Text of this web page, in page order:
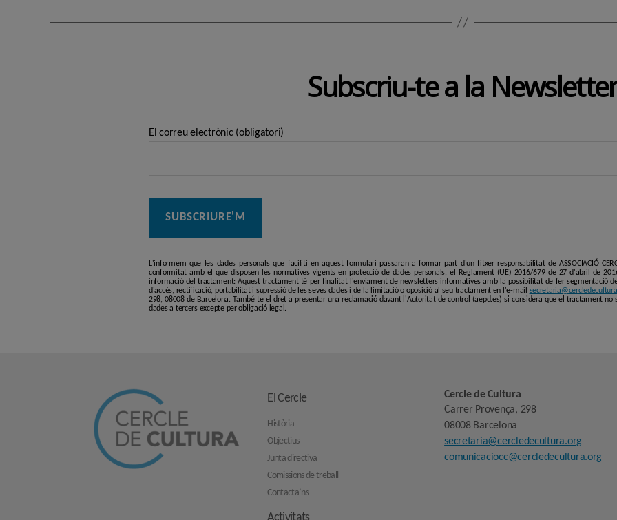
Subscriu-te a la
El correu electrònic (obligatori)
L'informem que les dades personals que faciliti en aquest formulari passaran a formar part d'un fitxer responsabilitat de ASSOCIACIÓ
conformitat amb el que disposen les normatives vigents en protecció de dades personals, el Reglament (UE) 2016/679 de 27 d'abril de
informació del tractament: Aquest tractament té per finalitat l'enviament de newsletters informatives amb la possibilitat de fer segmentació
d'accés, rectificació, portabilitat i supressió de les seves dades i de la limitació o oposició al seu tractament en l'e-mail
298, 08008 de Barcelona. També te el dret a presentar una reclamació davant l'Autoritat de control (aepd.es) si considera que el tractament
dades a tercers excepte per obligació legal.
El Cercle
Història
Objectius
Junta directiva
Comissions de treball
Contacta’ns
Cercle de Cultura
Carrer Provença, 298
08008 Barcelona
secretaria@cercledecultura.org
comunicaciocc@cercledecultura.org